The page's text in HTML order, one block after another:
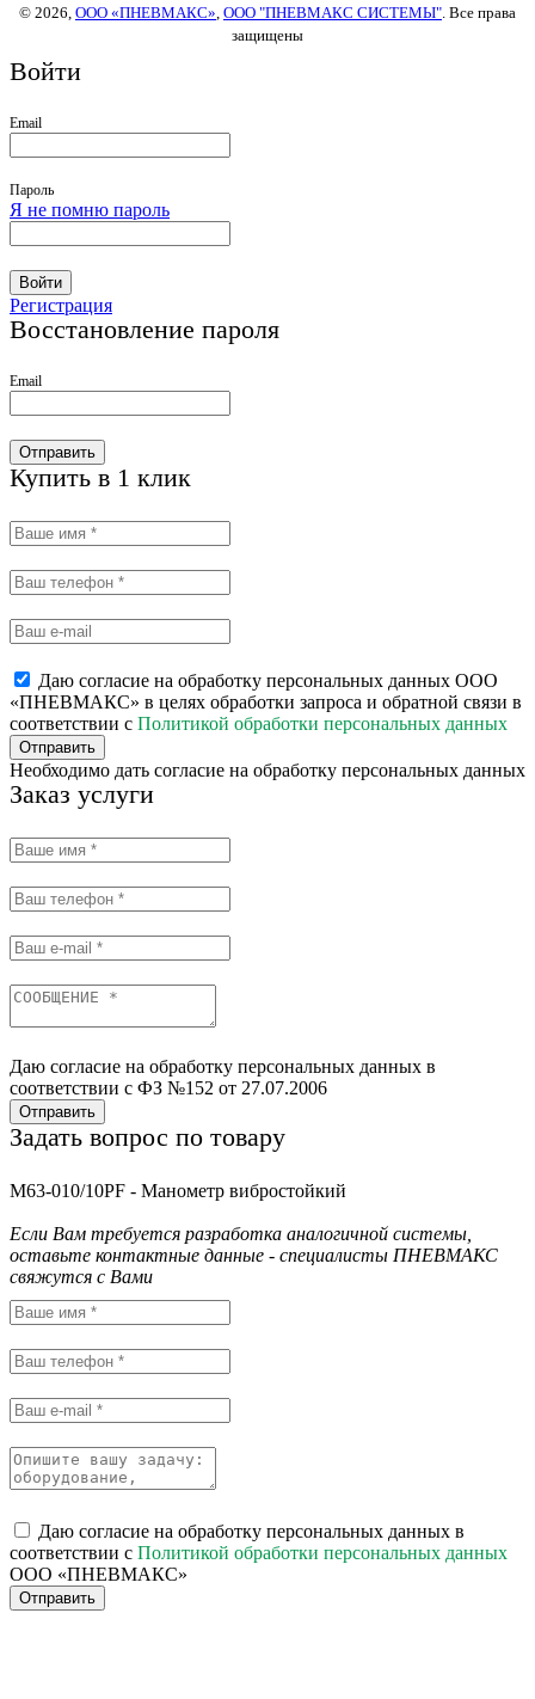
© 2026, ООО «ПНЕВМАКС» ООО "ПНЕВМАКС СИСТЕМЫ" . Все права
защищены
Войти
Email
Пароль
Я не помню пароль
Войти
Регистрация
Восстановление пароля
Email
Отправить
Купить в 1 клик
Даю согласие на обработку персональных данных ООО
«ПНЕВМАКС» в целях обработки запроса и обратной связи в
соответствии с Политикой обработки персональных данных
Отправить
Необходимо дать согласие на обработку персональных данных
Заказ услуги
Даю согласие на обработку персональных данных в
соответствии с ФЗ №152 от 27.07.2006
Отправить
Задать вопрос по товару
M63-010/10PF - Манометр вибростойкий
Если Вам требуется разработка аналогичной системы,
оставьте контактные данные - специалисты ПНЕВМАКС
свяжутся с Вами
Даю согласие на обработку персональных данных в
соответствии с Политикой обработки персональных данных
ООО «ПНЕВМАКС»
Отправить